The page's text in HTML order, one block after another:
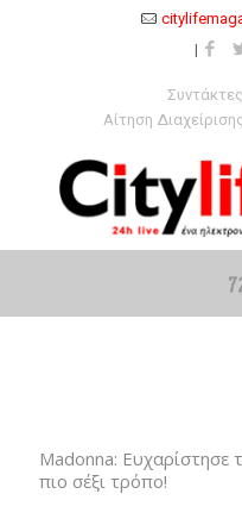
Συντάκτες
Αίτηση
Madonna: Ευχαρίστησε
πιο σέξι τρόπο!